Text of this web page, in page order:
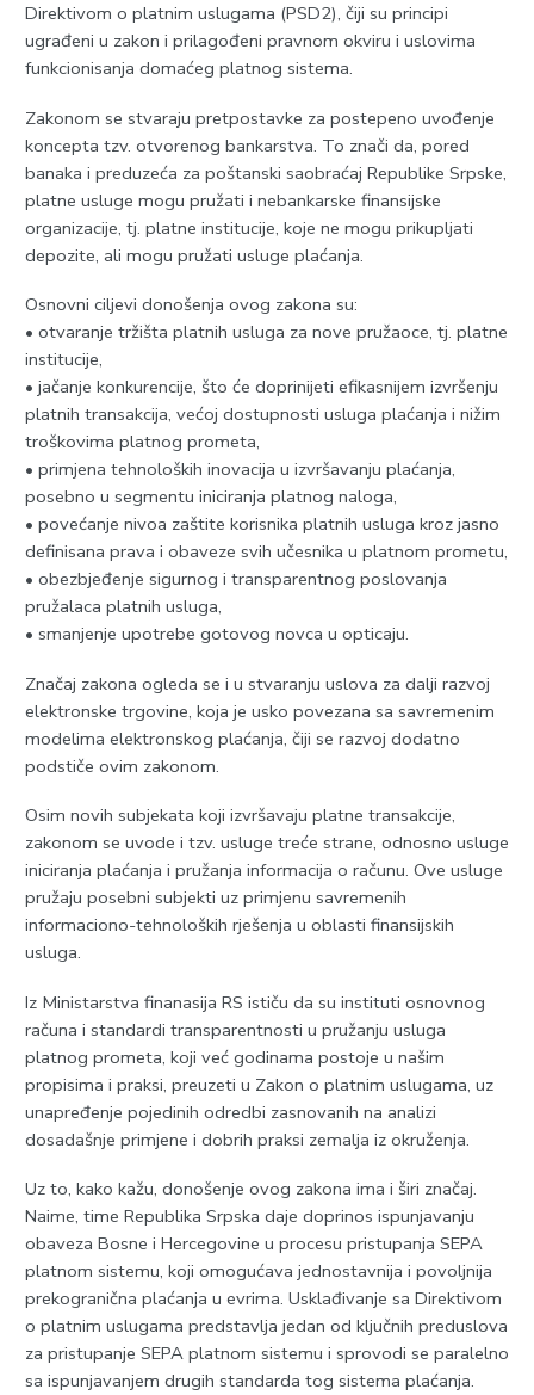
Direktivom o platnim uslugama (PSD2), čiji su principi
ugrađeni u zakon i prilagođeni pravnom okviru i uslovima
funkcionisanja domaćeg platnog sistema.
Zakonom se stvaraju pretpostavke za postepeno uvođenje
koncepta tzv. otvorenog bankarstva. To znači da, pored
banaka i preduzeća za poštanski saobraćaj Republike Srpske,
platne usluge mogu pružati i nebankarske finansijske
organizacije, tj. platne institucije, koje ne mogu prikupljati
depozite, ali mogu pružati usluge plaćanja.
Osnovni ciljevi donošenja ovog zakona su:
• otvaranje tržišta platnih usluga za nove pružaoce, tj. platne
institucije,
• jačanje konkurencije, što će doprinijeti efikasnijem izvršenju
platnih transakcija, većoj dostupnosti usluga plaćanja i nižim
troškovima platnog prometa,
• primjena tehnoloških inovacija u izvršavanju plaćanja,
posebno u segmentu iniciranja platnog naloga,
• povećanje nivoa zaštite korisnika platnih usluga kroz jasno
definisana prava i obaveze svih učesnika u platnom prometu,
• obezbjeđenje sigurnog i transparentnog poslovanja
pružalaca platnih usluga,
• smanjenje upotrebe gotovog novca u opticaju.
Značaj zakona ogleda se i u stvaranju uslova za dalji razvoj
elektronske trgovine, koja je usko povezana sa savremenim
modelima elektronskog plaćanja, čiji se razvoj dodatno
podstiče ovim zakonom.
Osim novih subjekata koji izvršavaju platne transakcije,
zakonom se uvode i tzv. usluge treće strane, odnosno usluge
iniciranja plaćanja i pružanja informacija o računu. Ove usluge
pružaju posebni subjekti uz primjenu savremenih
informaciono-tehnoloških rješenja u oblasti finansijskih
usluga.
Iz Ministarstva finanasija RS ističu da su instituti osnovnog
računa i standardi transparentnosti u pružanju usluga
platnog prometa, koji već godinama postoje u našim
propisima i praksi, preuzeti u Zakon o platnim uslugama, uz
unapređenje pojedinih odredbi zasnovanih na analizi
dosadašnje primjene i dobrih praksi zemalja iz okruženja.
Uz to, kako kažu, donošenje ovog zakona ima i širi značaj.
Naime, time Republika Srpska daje doprinos ispunjavanju
obaveza Bosne i Hercegovine u procesu pristupanja SEPA
platnom sistemu, koji omogućava jednostavnija i povoljnija
prekogranična plaćanja u evrima. Usklađivanje sa Direktivom
o platnim uslugama predstavlja jedan od ključnih preduslova
za pristupanje SEPA platnom sistemu i sprovodi se paralelno
sa ispunjavanjem drugih standarda tog sistema plaćanja.